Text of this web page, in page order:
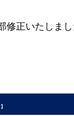
正いたしまし